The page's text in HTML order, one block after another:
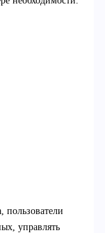
пользователи
управлять